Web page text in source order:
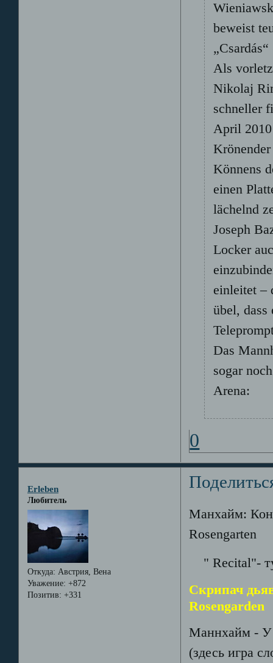
beweist
Als
Nikolaj
schneller
April 2010
Könnens
einen
lächelnd
Joseph
Locker
einleitet –
übel, dass
Das
sogar
Arena:
0
Erleben
Любитель
Откуда: Австрия, Вена
Уважение: +872
Позитив: +331
Манхайм:
Rosengarten
" Recital"-
Скрипач
Rosengarden
Maннхайм - У
(здесь игра